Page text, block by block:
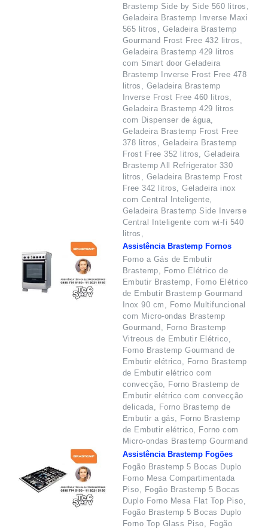
Brastemp Side by Side 560 litros,
Geladeira Brastemp Inverse Maxi
565 litros, Geladeira Brastemp
Gourmand Frost Free 432 litros,
Geladeira Brastemp 429 litros
com Smart door Geladeira
Brastemp Inverse Frost Free 478
litros, Geladeira Brastemp
Inverse Frost Free 460 litros,
Geladeira Brastemp 429 litros
com Dispenser de água,
Geladeira Brastemp Frost Free
378 litros, Geladeira Brastemp
Frost Free 352 litros, Geladeira
Brastemp All Refrigerator 330
litros, Geladeira Brastemp Frost
Free 342 litros, Geladeira inox
com Central Inteligente,
Geladeira Brastemp Side Inverse
Central Inteligente com wi-fi 540
litros,
Assistência Brastemp Fornos
Forno a Gás de Embutir
Brastemp, Forno Elétrico de
Embutir Brastemp, Forno Elétrico
de Embutir Brastemp Gourmand
Inox 90 cm, Forno Multifuncional
com Micro-ondas Brastemp
Gourmand, Forno Brastemp
Vitreous de Embutir Elétrico,
Forno Brastemp Gourmand de
Embutir elétrico, Forno Brastemp
de Embutir elétrico com
convecção, Forno Brastemp de
Embutir elétrico com convecção
delicada, Forno Brastemp de
Embutir a gás, Forno Brastemp
de Embutir elétrico, Forno com
Micro-ondas Brastemp Gourmand
Assistência Brastemp Fogões
Fogão Brastemp 5 Bocas Duplo
Forno Mesa Compartimentada
Piso, Fogão Brastemp 5 Bocas
Duplo Forno Mesa Flat Top Piso,
Fogão Brastemp 5 Bocas Duplo
Forno Top Glass Piso, Fogão